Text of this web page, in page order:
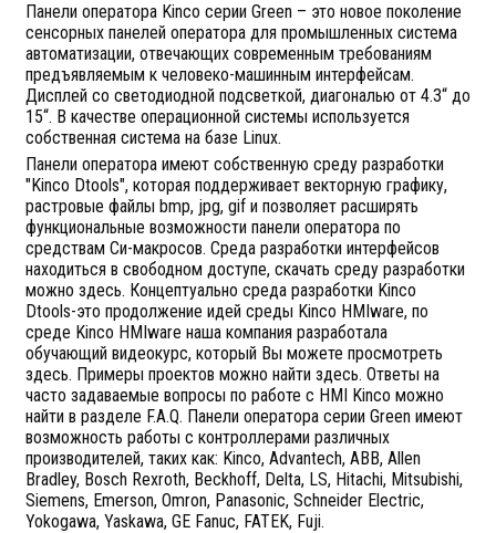
Панели оператора Kinco серии Green – это новое поколение
сенсорных панелей оператора для промышленных система
автоматизации, отвечающих современным требованиям
предъявляемым к человеко-машинным интерфейсам.
Дисплей со светодиодной подсветкой, диагональю от 4.3“ до
15“. В качестве операционной системы используется
собственная система на базе Linux.
Панели оператора имеют собственную среду разработки
"Kinco Dtools", которая поддерживает векторную графику,
растровые файлы bmp, jpg, gif и позволяет расширять
функциональные возможности панели оператора по
средствам Си-макросов. Среда разработки интерфейсов
находиться в свободном доступе, скачать среду разработки
можно здесь. Концептуально среда разработки Kinco
Dtools-это продолжение идей среды Kinco HMIware, по
среде Kinco HMIware наша компания разработала
обучающий видеокурс, который Вы можете просмотреть
здесь. Примеры проектов можно найти здесь. Ответы на
часто задаваемые вопросы по работе с HMI Kinco можно
найти в разделе F.A.Q. Панели оператора серии Green имеют
возможность работы с контроллерами различных
производителей, таких как: Kinco, Advantech, ABB, Allen
Bradley, Bosch Rexroth, Beckhoff, Delta, LS, Hitachi, Mitsubishi,
Siemens, Emerson, Omron, Panasonic, Schneider Electric,
Yokogawa, Yaskawa, GE Fanuc, FATEK, Fuji.